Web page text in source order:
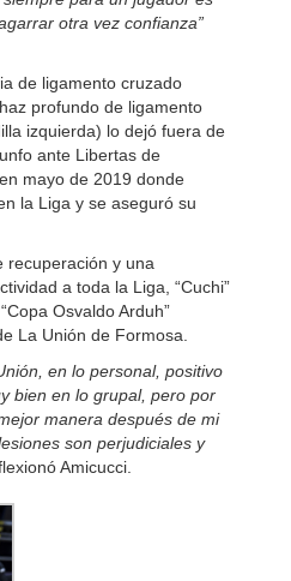
otra vez confianza”
de ligamento cruzado
profundo de ligamento
izquierda) lo dejó fuera de
ante Libertas de
mayo de 2019 donde
la Liga y se aseguró su
recuperación y una
a toda la Liga, “Cuchi”
Osvaldo Arduh”
La Unión de Formosa.
en lo personal, positivo
bien en lo grupal, pero por
manera después de mi
son perjudiciales y
Amicucci.